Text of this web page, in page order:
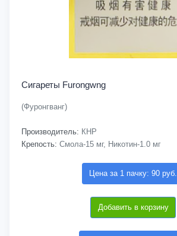
Сигареты Furongwng
(Фуронгванг)
Производитель: КНР
Крепость: Смола-15 мг, Никотин-1.0 мг
Цена за 1 пачку: 90 руб.
Добавить в корзину